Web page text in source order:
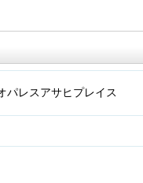
パレスアサヒプレイス